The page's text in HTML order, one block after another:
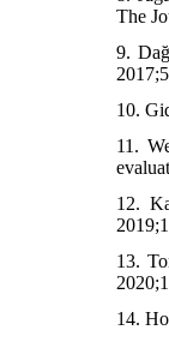
The
9.
10.
11.
12.
13.
14.